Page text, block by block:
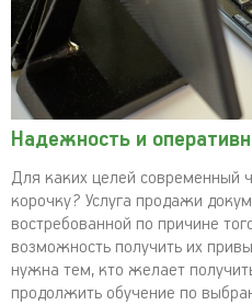
Надежность и
Для каких целей современный
корочку? Услуга продажи
востребованной по причине
возможность получить их
нужна тем, кто желает
продолжить обучение по